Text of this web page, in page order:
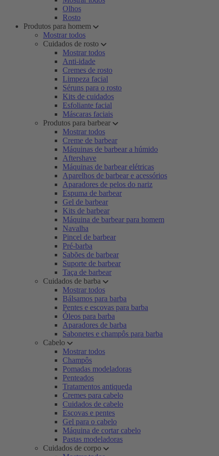
Olhos
Rosto
Produtos para homem
Mostrar todos
Cuidados de rosto
Mostrar todos
Anti-idade
Cremes de rosto
Limpeza facial
Séruns para o rosto
Kits de cuidados
Esfoliante facial
Máscaras faciais
Produtos para barbear
Mostrar todos
Creme de barbear
Máquinas de barbear a húmido
Aftershave
Máquinas de barbear elétricas
Aparelhos de barbear e acessórios
Aparadores de pelos do nariz
Espuma de barbear
Gel de barbear
Kits de barbear
Máquina de barbear para homem
Navalha
Pincel de barbear
Pré-barba
Sabões de barbear
Suporte de barbear
Taça de barbear
Cuidados de barba
Mostrar todos
Bálsamos para barba
Pentes e escovas para barba
Óleos para barba
Aparadores de barba
Sabonetes e champôs para barba
Cabelo
Mostrar todos
Champôs
Pomadas modeladoras
Penteados
Tratamentos antiqueda
Cremes para cabelo
Cuidados de cabelo
Escovas e pentes
Gel para o cabelo
Máquina de cortar cabelo
Pastas modeladoras
Cuidados de corpo